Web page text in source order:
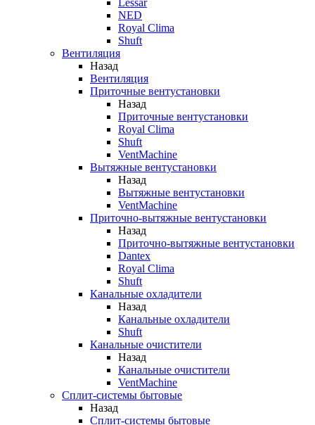
Lessar
NED
Royal Clima
Shuft
Вентиляция
Назад
Вентиляция
Приточные вентустановки
Назад
Приточные вентустановки
Royal Clima
Shuft
VentMachine
Вытяжные вентустановки
Назад
Вытяжные вентустановки
VentMachine
Приточно-вытяжные вентустановки
Назад
Приточно-вытяжные вентустановки
Dantex
Royal Clima
Shuft
Канальные охладители
Назад
Канальные охладители
Shuft
Канальные очистители
Назад
Канальные очистители
VentMachine
Сплит-системы бытовые
Назад
Сплит-системы бытовые